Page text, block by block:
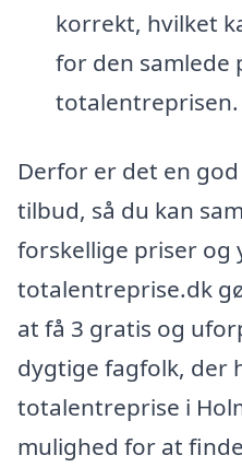
korrekt, hvilket
for den samlede
totalentreprisen.
Derfor er det en
tilbud, så du kan
forskellige priser og
totalentreprise.dk
at få 3 gratis og
dygtige fagfolk, der
totalentreprise i
mulighed for at